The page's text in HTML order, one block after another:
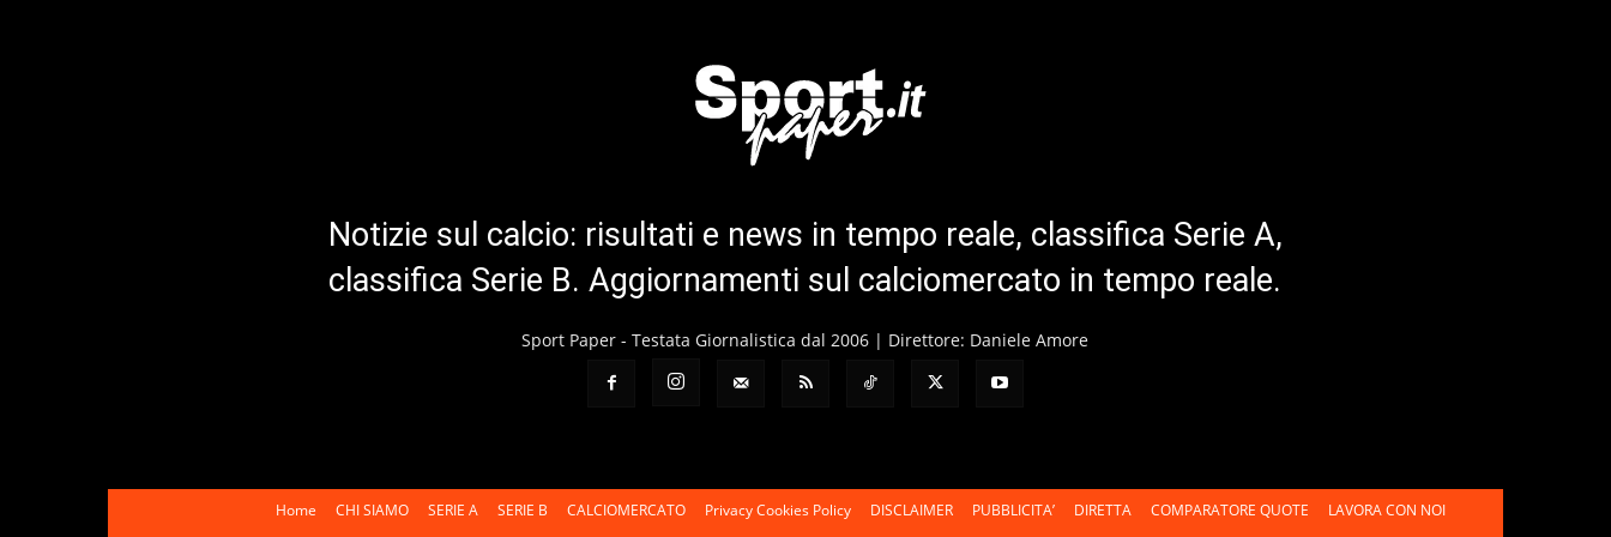
Notizie sul calcio: risultati e news in tempo reale, classifica Serie A,
classifica Serie B. Aggiornamenti sul calciomercato in tempo reale.
Sport Paper - Testata Giornalistica dal 2006 | Direttore: Daniele Amore
Home CHI SIAMO SERIE A SERIE B CALCIOMERCATO Privacy Cookies Policy DISCLAIMER PUBBLICITA’ DIRETTA COMPARATORE QUOTE LAVORA CON NOI